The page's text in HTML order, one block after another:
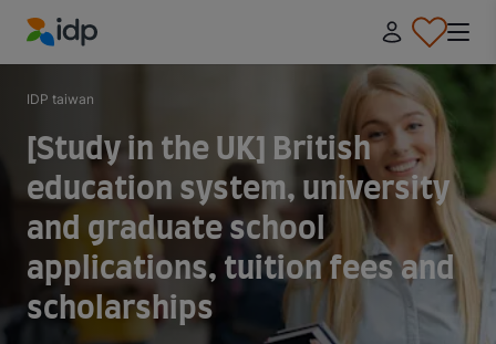
IDP Education
IDP taiwan
[Study in the UK] British
education system, university
and graduate school
applications, tuition fees and
scholarships